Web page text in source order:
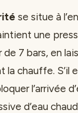
se situe à
une
7 bars, en
la chauffe. S’il
l’arrivée
d’eau